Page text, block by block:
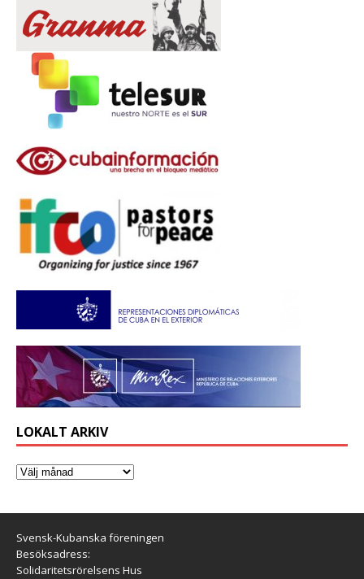
LOKALT ARKIV
Svensk-Kubanska föreningen
Besöksadress:
Solidaritetsrörelsens Hus